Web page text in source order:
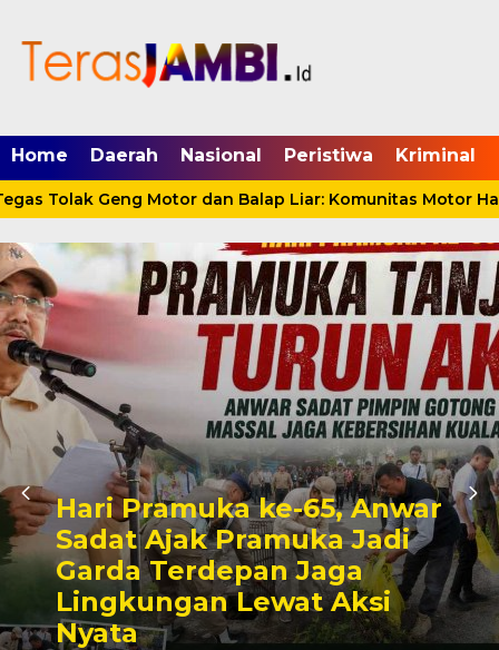
Home Daerah Nasional Peristiwa Kriminal
Tolak Geng Motor dan Balap Liar: Komunitas Motor
Hari Pramuka ke-65, Anwar
Sadat Ajak Pramuka Jadi
Garda Terdepan Jaga
Lingkungan Lewat Aksi
Nyata